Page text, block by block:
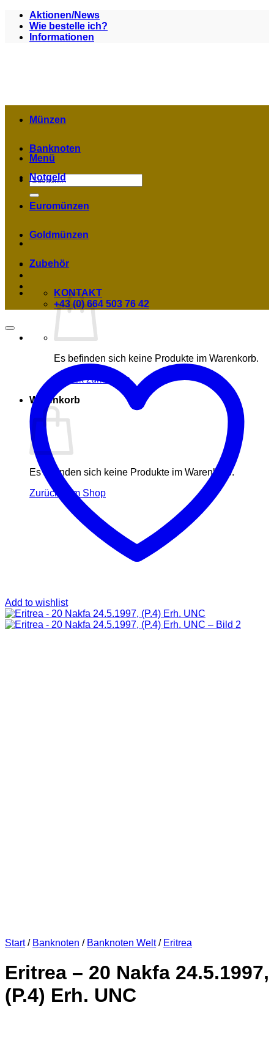
Zum
Inhalt
springen
Aktionen/News
Wie bestelle ich?
Informationen
Menü
Suchen
nach:
Es befinden sich keine Produkte im Warenkorb.
Zurück zum Shop
Warenkorb
Es befinden sich keine Produkte im Warenkorb.
Zurück zum Shop
Münzen
Banknoten
Notgeld
Euromünzen
Goldmünzen
Zubehör
KONTAKT
+43 (0) 664 503 76 42
Add to wishlist
Start / Banknoten / Banknoten Welt / Eritrea
Eritrea – 20 Nakfa 24.5.1997,
(P.4) Erh. UNC